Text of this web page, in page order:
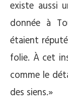
existe aussi
donnée à
étaient
folie. À cet
comme le
des siens.»